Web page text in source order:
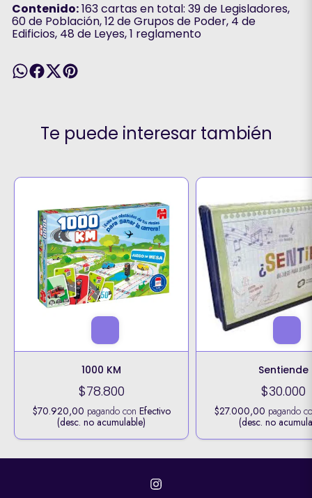
Contenido:163 cartas en total: 39 de Legisladores,
60 de Población, 12 de Grupos de Poder, 4 de
Edificios, 48 de Leyes, 1 reglamento
Te puede interesar también
1000 KM
$78.800
$70.920,00 pagando con Efectivo
(desc. no acumulable)
Sentiende
$30.000
$27.000,00 pagando
(desc. no